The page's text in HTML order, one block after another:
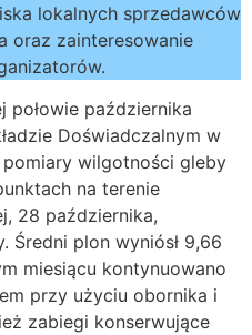
lokalnych sprzedawców
oraz zainteresowanie
połowie października
Doświadczalnym w
wilgotności gleby
na terenie
28 października,
plon wyniósł 9,66
miesiącu kontynuowano
przy użyciu obornika i
zabiegi konserwujące